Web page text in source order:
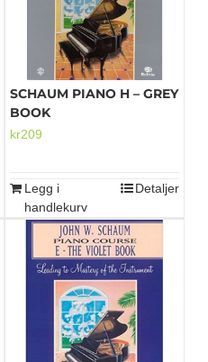
SCHAUM PIANO H – GREY
BOOK
kr209
Legg i
handlekurv
Detaljer